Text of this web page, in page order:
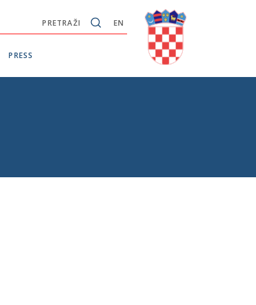
EN
PRETRAŽI
PRESS